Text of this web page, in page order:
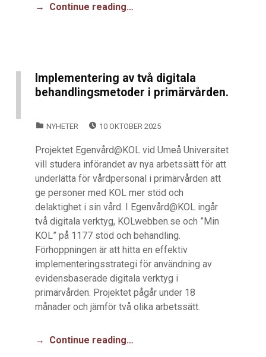
Continue reading…
Implementering av två digitala
behandlingsmetoder i primärvården.
NYHETER
10 OKTOBER 2025
Projektet Egenvård@KOL vid Umeå Universitet
vill studera införandet av nya arbetssätt för att
underlätta för vårdpersonal i primärvården att
ge personer med KOL mer stöd och
delaktighet i sin vård. I Egenvård@KOL ingår
två digitala verktyg, KOLwebben.se och ”Min
KOL” på 1177 stöd och behandling.
Förhoppningen är att hitta en effektiv
implementeringsstrategi för användning av
evidensbaserade digitala verktyg i
primärvården. Projektet pågår under 18
månader och jämför två olika arbetssätt.
Continue reading…